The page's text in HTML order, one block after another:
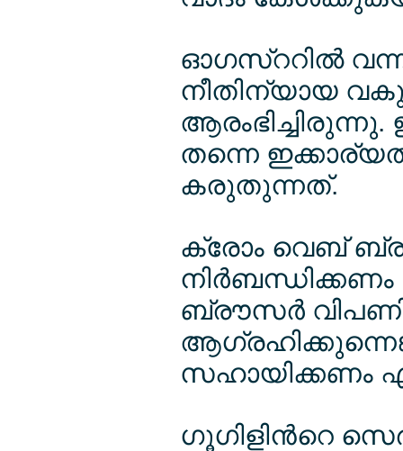
ഓഗസ്ററില്‍ വന്ന
നീതിന്യായ
തന്നെ
കരുതുന്നത്.
ക്രോം വെബ്
നിര്‍ബന്ധിക്കണം
ബ്രൗസര്‍
സഹായിക്കണം
ഗൂഗിളിന്‍റെ